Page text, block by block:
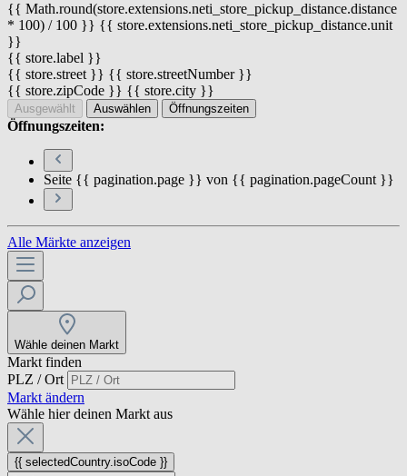
{{ Math.round(store.extensions.neti_store_pickup_distance.distance
* 100) / 100 }} {{ store.extensions.neti_store_pickup_distance.unit
}}
{{ store.label }}
{{ store.street }} {{ store.streetNumber }}
{{ store.zipCode }} {{ store.city }}
Ausgewählt Auswählen Öffnungszeiten
Öffnungszeiten:
Seite {{ pagination.page }} von {{ pagination.pageCount }}
Alle Märkte anzeigen
Wähle deinen Markt
Markt finden
PLZ / Ort
Markt ändern
Wähle hier deinen Markt aus
{{ selectedCountry.isoCode }}